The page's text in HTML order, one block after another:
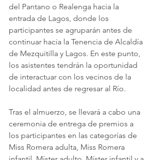
del Pantano o Realenga hacia la
entrada de Lagos, donde los
participantes se agruparán antes de
continuar hacia la Tenencia de Alcaldía
de Mezquitilla y Lagos. En este punto,
los asistentes tendrán la oportunidad
de interactuar con los vecinos de la
localidad antes de regresar al Río.
Tras el almuerzo, se llevará a cabo una
ceremonia de entrega de premios a
los participantes en las categorías de
Miss Romera adulta, Miss Romera